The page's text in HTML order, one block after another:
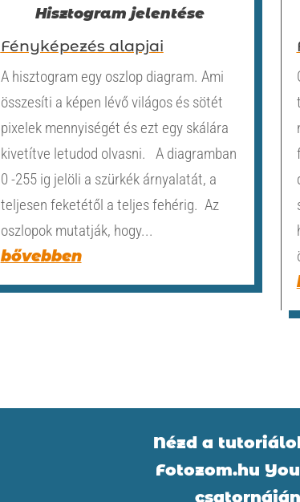
Hisztogram jelentése
Fényképezés alapjai
A hisztogram egy oszlop diagram. Ami
összesíti a képen lévő világos és sötét
pixelek mennyiségét és ezt egy skálára
kivetítve letudod olvasni. A diagramban
0 -255 ig jelöli a szürkék árnyalatát, a
teljesen feketétől a teljes fehérig. Az
oszlopok mutatják, hogy...
bővebben
Nézd a
Fotozom.hu
csatornáján